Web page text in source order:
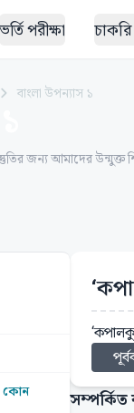
ভর্তি পরীক্ষা চাকরি
বাংলা উপন্যাস ১
জন্য আমাদের উন্মুক্ত
কোন
সম্পর্কিত